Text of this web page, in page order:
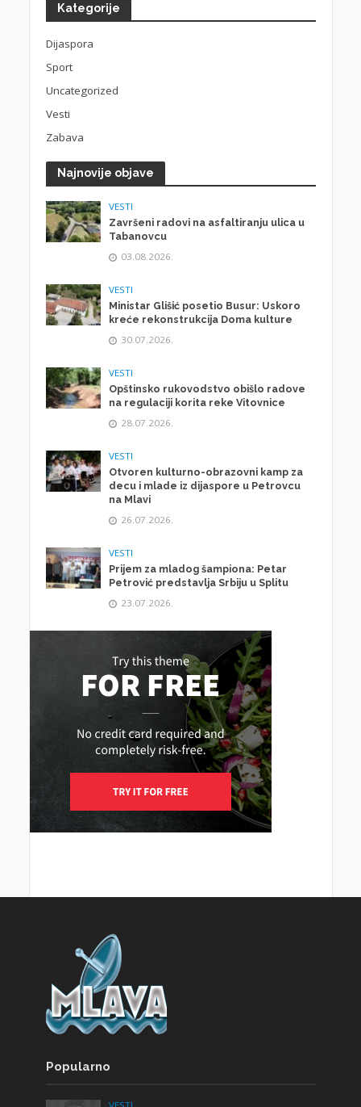
Kategorije
Dijaspora
Sport
Uncategorized
Vesti
Zabava
Najnovije objave
VESTI
Završeni radovi na asfaltiranju ulica u
Tabanovcu
03.08.2026.
VESTI
Ministar Glišić posetio Busur: Uskoro
kreće rekonstrukcija Doma kulture
30.07.2026.
VESTI
Opštinsko rukovodstvo obišlo radove
na regulaciji korita reke Vitovnice
28.07.2026.
VESTI
Otvoren kulturno-obrazovni kamp za
decu i mlade iz dijaspore u Petrovcu
na Mlavi
26.07.2026.
VESTI
Prijem za mladog šampiona: Petar
Petrović predstavlja Srbiju u Splitu
23.07.2026.
Popularno